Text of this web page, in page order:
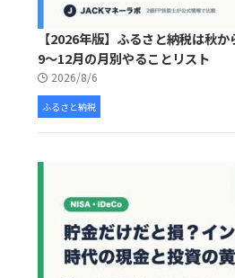
【2026年版】ふるさと納税は秋か
9〜12月の月別やることリスト
2026/8/6
ふるさと納税